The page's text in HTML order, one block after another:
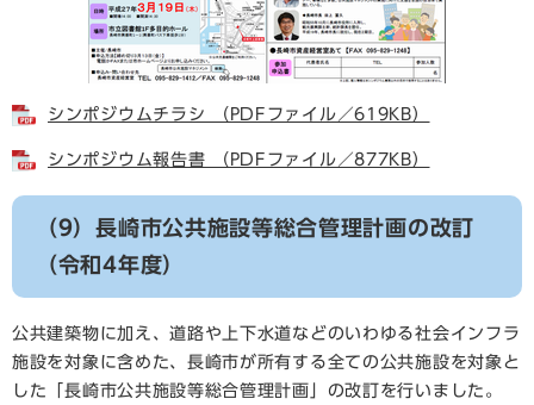
シンポジウムチラシ （PDFファイル／619KB）
シンポジウム報告書 （PDFファイル／877KB）
（9）長崎市公共施設等総合管理計画の改訂
（令和4年度）
公共建築物に加え、道路や上下水道などのいわゆる社会インフラ
施設を対象に含めた、長崎市が所有する全ての公共施設を対象と
した「長崎市公共施設等総合管理計画」の改訂を行いました。